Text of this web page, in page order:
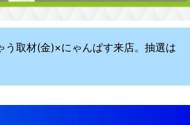
取材(金)×にゃんぱす来店。抽選は